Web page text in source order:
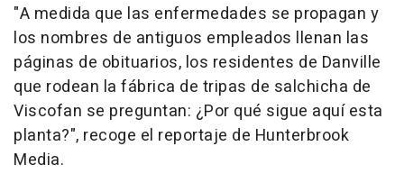
"A medida que las enfermedades se propagan y
los nombres de antiguos empleados llenan las
páginas de obituarios, los residentes de Danville
que rodean la fábrica de tripas de salchicha de
Viscofan se preguntan: ¿Por qué sigue aquí esta
planta?", recoge el reportaje de Hunterbrook
Media.